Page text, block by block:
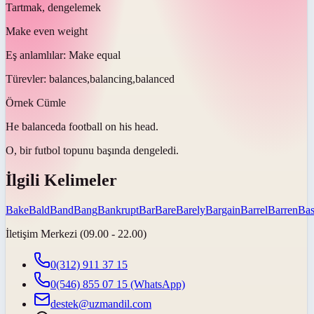
Tartmak, dengelemek
Make even weight
Eş anlamlılar: Make equal
Türevler: balances,balancing,balanced
Örnek Cümle
He balanceda football on his head.
O, bir futbol topunu başında dengeledi.
İlgili Kelimeler
BakeBaldBandBangBankruptBarBareBarelyBargainBarrelBarren
İletişim Merkezi (09.00 - 22.00)
0(312) 911 37 15
0(546) 855 07 15 (WhatsApp)
destek@uzmandil.com